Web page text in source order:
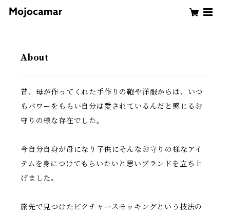
About
昔、母が作ってくれた手作りの鞄や洋服からは、いつ
もパワーをもらい自分は愛されているんだと感じるお
守りの様な存在でした。
今自分自身が母になり子供にそんなお守りの様なアイ
テムを身につけてもらいたいと思いブランドを立ち上
げました。
旅先で見つけたピクチャースモッキングという技法の